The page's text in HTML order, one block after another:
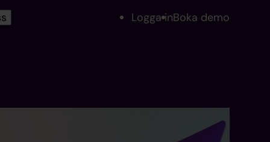
Logga inBoka demo